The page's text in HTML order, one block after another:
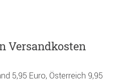
Versandkosten
5,95 Euro, Österreich 9,95